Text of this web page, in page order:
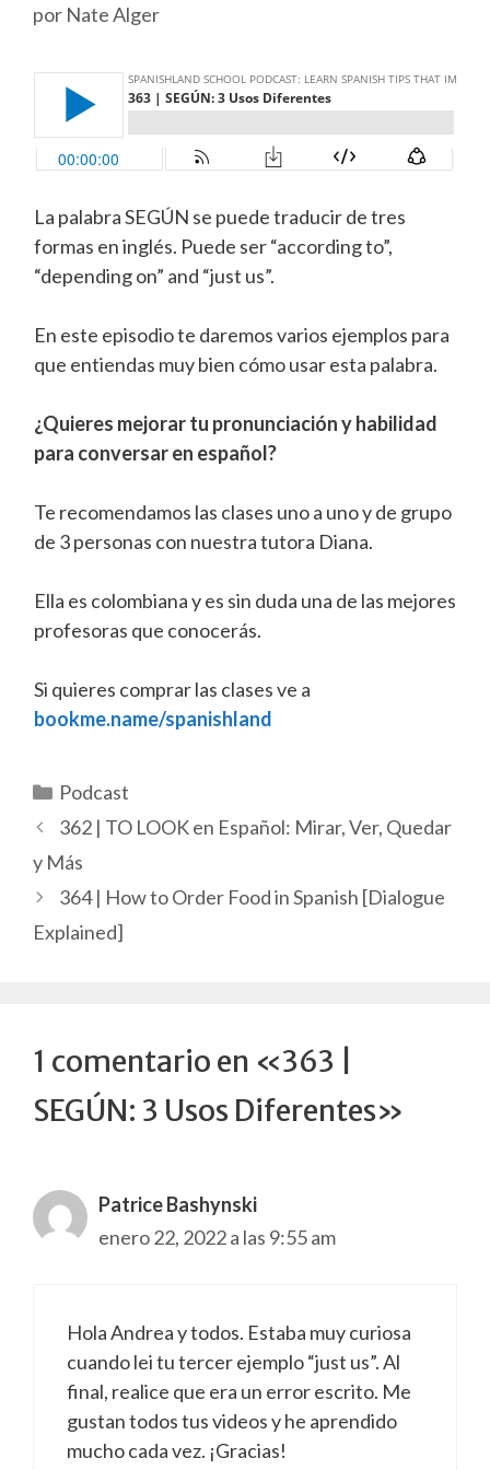
por Nate Alger
La palabra SEGÚN se puede traducir de tres
formas en inglés. Puede ser “according to”,
“depending on” and “just us”.
En este episodio te daremos varios ejemplos para
que entiendas muy bien cómo usar esta palabra.
¿Quieres mejorar tu pronunciación y habilidad
para conversar en español?
Te recomendamos las clases uno a uno y de grupo
de 3 personas con nuestra tutora Diana.
Ella es colombiana y es sin duda una de las mejores
profesoras que conocerás.
Si quieres comprar las clases ve a
bookme.name/spanishland
Categorías
Podcast
362 | TO LOOK en Español: Mirar, Ver, Quedar
y Más
364 | How to Order Food in Spanish [Dialogue
Explained]
1 comentario en «363 |
SEGÚN: 3 Usos Diferentes»
Patrice Bashynski
enero 22, 2022 a las 9:55 am
Hola Andrea y todos. Estaba muy curiosa
cuando lei tu tercer ejemplo “just us”. Al
final, realice que era un error escrito. Me
gustan todos tus videos y he aprendido
mucho cada vez. ¡Gracias!